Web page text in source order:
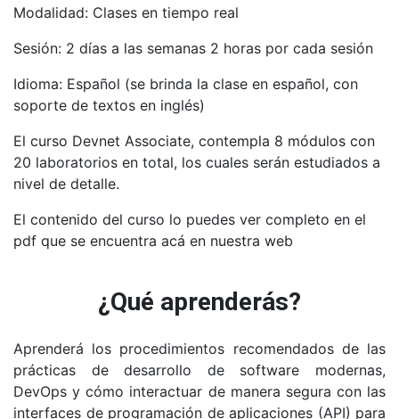
Modalidad: Clases en tiempo real
Sesión: 2 días a las semanas 2 horas por cada sesión
Idioma: Español (se brinda la clase en español, con
soporte de textos en inglés)
El curso Devnet Associate, contempla 8 módulos con
20 laboratorios en total, los cuales serán estudiados a
nivel de detalle.
El contenido del curso lo puedes ver completo en el
pdf que se encuentra acá en nuestra web
¿Qué aprenderás?
Aprenderá los procedimientos recomendados de las
prácticas de desarrollo de software modernas,
DevOps y cómo interactuar de manera segura con las
interfaces de programación de aplicaciones (API) para